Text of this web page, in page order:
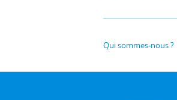
Qui sommes-nous ?